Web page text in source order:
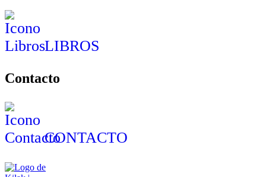
LIBROS
Contacto
CONTACTO